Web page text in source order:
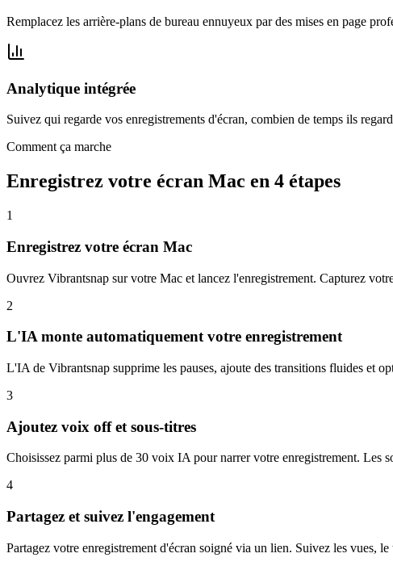
Remplacez les arrière-plans de bureau ennuyeux par des mises en page
Analytique intégrée
Suivez qui regarde vos enregistrements d'écran, combien de temps ils
Comment ça marche
Enregistrez votre écran Mac en 4 étapes
1
Enregistrez votre écran Mac
Ouvrez Vibrantsnap sur votre Mac et lancez l'enregistrement. Capturez
2
L'IA monte automatiquement votre enregistrement
L'IA de Vibrantsnap supprime les pauses, ajoute des transitions fluides et
3
Ajoutez voix off et sous-titres
Choisissez parmi plus de 30 voix IA pour narrer votre enregistrement. Les
4
Partagez et suivez l'engagement
Partagez votre enregistrement d'écran soigné via un lien. Suivez les vues,